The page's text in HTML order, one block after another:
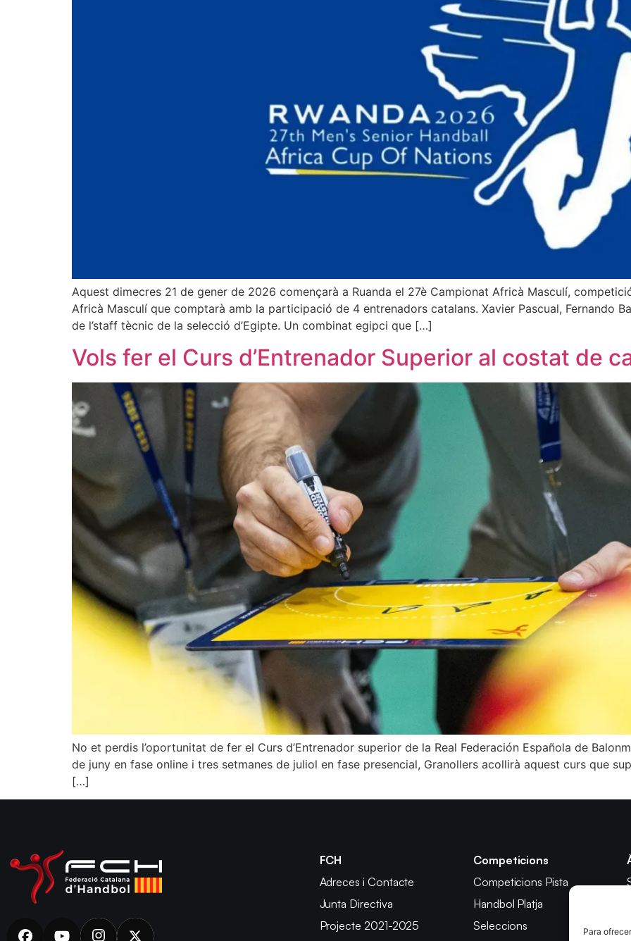
Para
Aquest dimecres 21 de gener de 2026 començarà a Ruanda el 27è Campionat Africà Masculí,
Africà Masculí que comptarà amb la participació de 4 entrenadors catalans. Xavier Pascual, Fernando
de l’staff tècnic de la selecció d’Egipte. Un combinat egipci que […]
Vols fer el Curs d’Entrenador Superior al costat de
No et perdis l’oportunitat de fer el Curs d’Entrenador superior de la Real Federación Española de
de juny en fase online i tres setmanes de juliol en fase presencial, Granollers acollirà aquest curs que
[…]
FCH
Adreces i Contacte
Junta Directiva
Projecte 2021-2025
Competicions
Competicions Pista
Handbol Platja
Seleccions